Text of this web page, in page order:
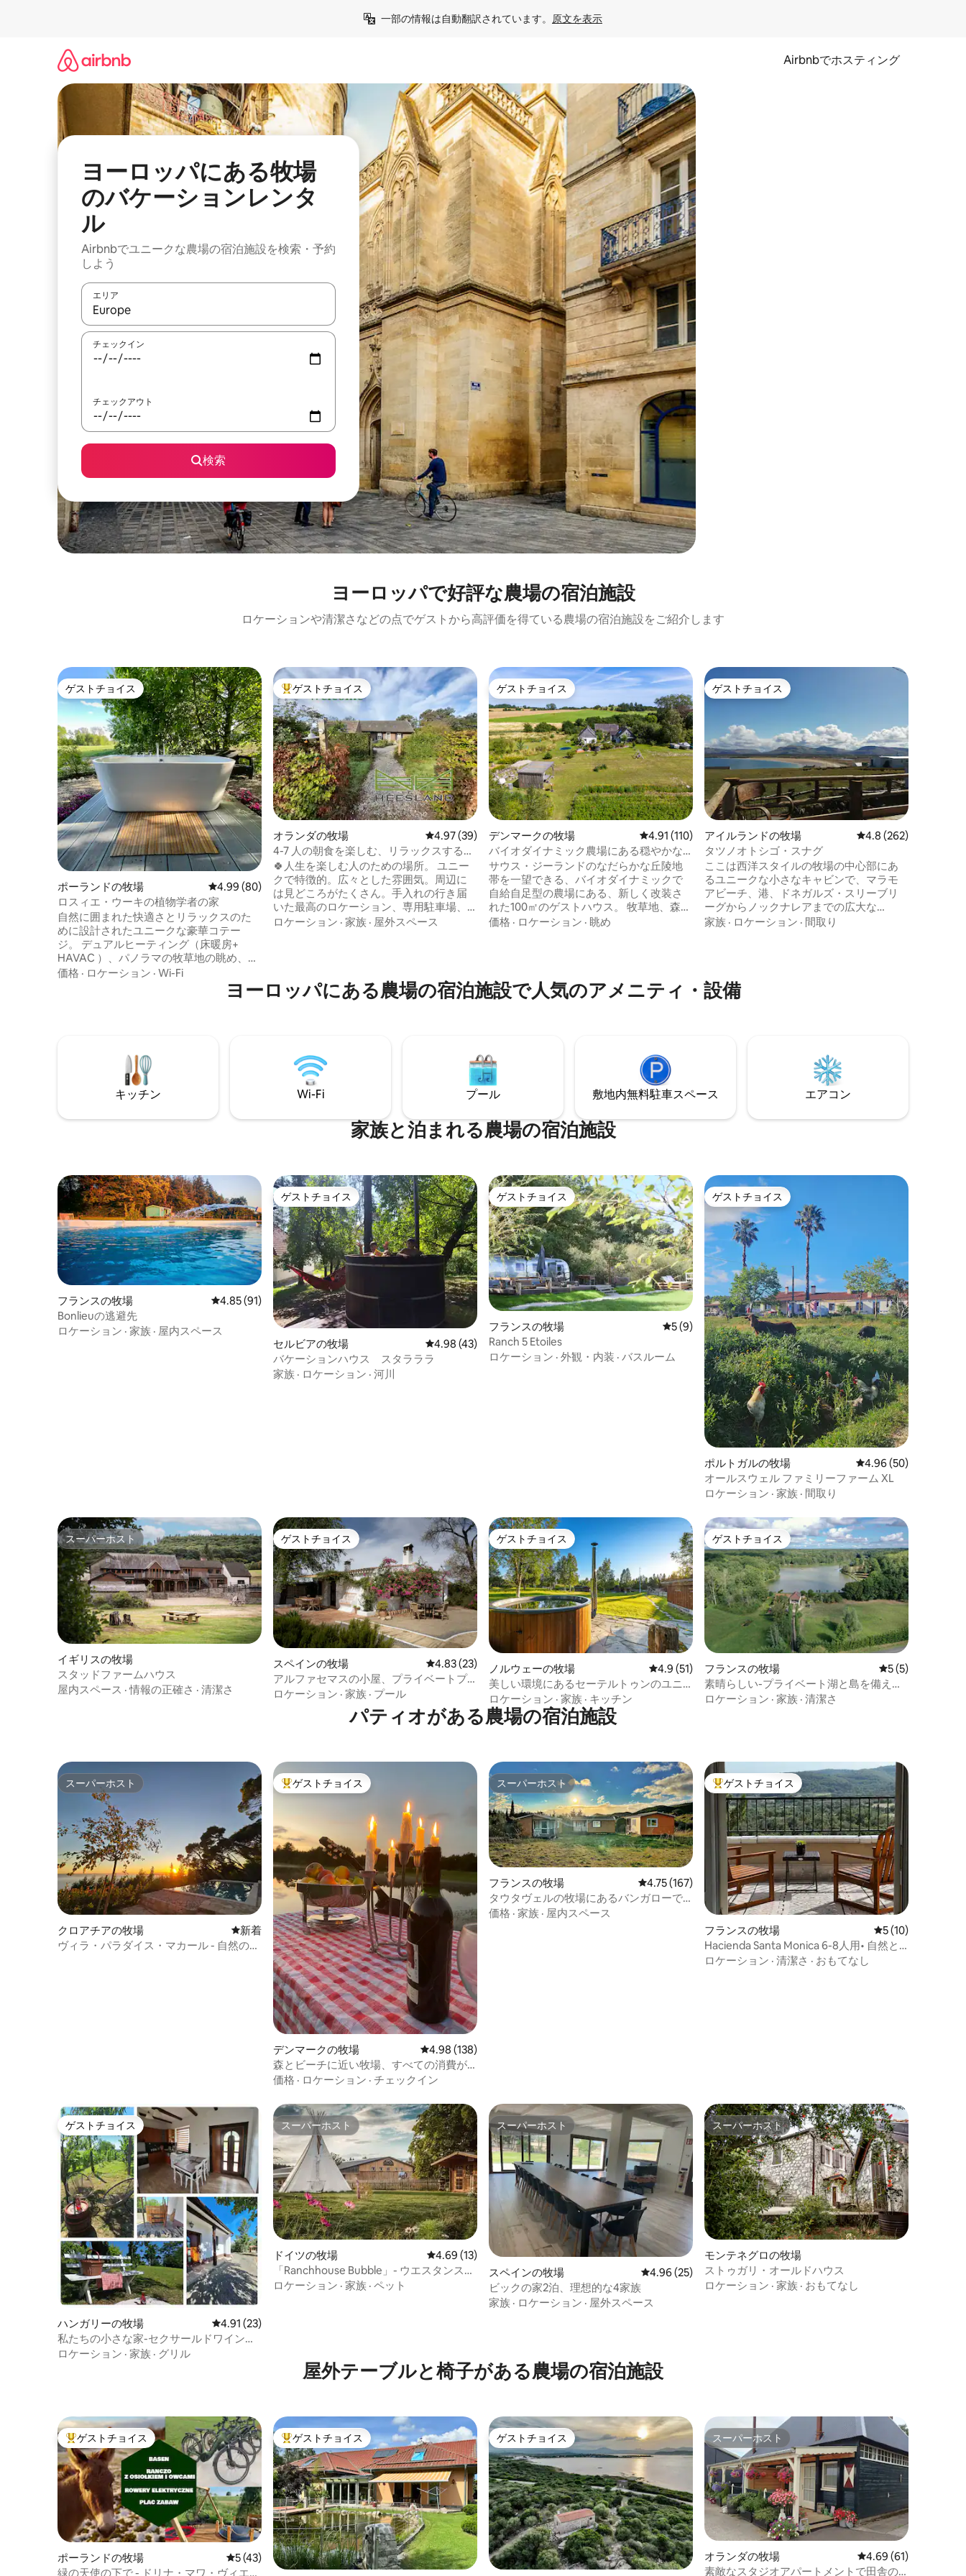
一部の情報は自動翻訳されています。 原文を表示
Airbnbでホスティング
ヨーロッパにある牧場
のバケーションレンタ
ル
Airbnbでユニークな農場の宿泊施設を検索・予約
しよう
エリア
検索結果が表示されたら、上下の矢印キーを使って移動するか、画面をタッチまたはスワイプして検索結果を確認することができます。
チェックイン
チェックアウト
検索
ヨーロッパで好評な農場の宿泊施設
ロケーションや清潔さなどの点でゲストから高評価を得ている農場の宿泊施設をご紹介します
ゲストチョイス
ゲストチョイス
ポーランドの牧場 レビュー80件、5つ星中4.99つ星の平均評価
4.99 (80)
ロスィエ・ウーキの植物学者の家
自然に囲まれた快適さとリラックスのた
めに設計されたユニークな豪華コテー
ジ。 デュアルヒーティング（床暖房+
HAVAC ）、パノラマの牧草地の眺め、堅
材のオークフロア、専用テラスをお楽し
ン、コンチネンタルクイーンサイズベッ
用庭園にひっそりと佇んでいます。 共有
スペースにはハンモック、炭火グリル、
ファイヤーピット、屋外の席がありま
価格 · ロケーション · Wi-Fi
大好評のゲストチョイスです。
ゲストチョイス
オランダの牧場 レビュー39件、5つ星中4.97つ星の平均評価
4.97 (39)
4-7 人の朝食を楽しむ、リラックスする、
驚く
🍀人生を楽しむ人のための場所。 ユニー
クで特徴的。広々とした雰囲気。周辺に
は見どころがたくさん。手入れの行き届
いた最高のロケーション、専用駐車場、
専用バスルーム付きの美しい客室。広大
うにして、最高の楽しみ、贅沢、専門知
識、そして食への情熱を宿泊先で融合さ
ロケーション · 家族 · 屋外スペース
ゲストチョイス
ゲストチョイス
デンマークの牧場 レビュー110件、5つ星中4.91つ星の平均評価
4.91 (110)
バイオダイナミック農場にある穏やかな
自然のサンクチュアリ
サウス・ジーランドのなだらかな丘陵地
帯を一望できる、バイオダイナミックで
自給自足型の農場にある、新しく改装さ
れた100㎡のゲストハウス。 牧草地、森、
そして豊かなパーマカルチャー庭園に囲
リートです。 旬の食材やユニークな手作
りの宝物が揃った私たちのファームショ
価格 · ロケーション · 眺め
ゲストチョイス
ゲストチョイス
アイルランドの牧場 レビュー262件、5つ
4.8 (262)
タツノオトシゴ・スナグ
ここは西洋スタイルの牧場の中心部にあ
るユニークな小さなキャビンで、マラモ
アビーチ、港、ドネガルズ・スリーブリ
ーグからノックナレアまでの広大な
山々、美しいベンブルベンの壮大な景色
を備えたオープンプランのスペースで
す。Wi-Fiはありませんので、景色を楽し
家族 · ロケーション · 間取り
ヨーロッパにある農場の宿泊施設で人気のアメニティ・設備
キッチン Wi-Fi プール 敷地内無料駐⁠車ス⁠ペ⁠ー⁠ス エアコン
家族と泊まれる農場の宿泊施設
フランスの牧場 レビュー91件、5つ星中4.85つ星の平均評価
4.85 (91)
Bonlieuの逃避先
ロケーション · 家族 · 屋内スペース
ゲストチョイス
ゲストチョイス
セルビアの牧場 レビュー43件、5つ星中4.98つ星の平均評価
4.98 (43)
バケーションハウス スタラララ
家族 · ロケーション · 河川
ゲストチョイス
ゲストチョイス
フランスの牧場 レビュー9件、5つ星中5つ星の平均評価
5 (9)
Ranch 5 Etoiles
ロケーション · 外観・内装 · バスルーム
ゲストチョイス
ゲストチョイス
ポルトガルの牧場 レビュー50件、5つ星
4.96 (50)
オールスウェル ファミリーファーム XL
ロケーション · 家族 · 間取り
スーパーホスト
スーパーホスト
イギリスの牧場
スタッドファームハウス
屋内スペース ·情報の正確さ · 清潔さ
ゲストチョイス
ゲストチョイス
スペインの牧場 レビュー23件、5つ星中4.83つ星の平均評価
4.83 (23)
アルファセマスの小屋、プライベートプ
ール、バーベキュー
ロケーション · 家族 · プール
ゲストチョイス
ゲストチョイス
ノルウェーの牧場 レビュー51件、5つ星中4.9つ星の平均評価
4.9 (51)
美しい環境にあるセーテルトゥンのユニ
ークなコテージ
ロケーション · 家族 · キッチン
ゲストチョイス
ゲストチョイス
フランスの牧場 レビュー5件、5
5 (5)
素晴らしい-プライベート湖と島を備えた
オールドミル
ロケーション · 家族 · 清潔さ
パティオがある農場の宿泊施設
スーパーホスト
スーパーホスト
クロアチアの牧場 新しい宿泊先
新着
ヴィラ・パラダイス・マカール - 自然のオ
大好評のゲストチョイスです。
ゲストチョイス
デンマークの牧場 レビュー138件、5つ星中4.98つ星の平均評価
4.98 (138)
森とビーチに近い牧場、すべての消費が
含まれています
価格 · ロケーション · チェックイン
スーパーホスト
スーパーホスト
フランスの牧場 レビュー167件、5つ星中4.75つ星の平均評価
4.75 (167)
タウタヴェルの牧場にあるバンガローで
の滞在！
価格 · 家族 · 屋内スペース
大好評のゲストチョイスです。
ゲストチョイス
フランスの牧場 レビュー10件、5
5 (10)
Hacienda Santa Monica 6-8人用• 自然と
静けさ -
ロケーション · 清潔さ · おもてなし
ゲストチョイス
ゲストチョイス
ハンガリーの牧場 レビュー23件、5つ星中4.91つ星の平均評価
4.91 (23)
私たちの小さな家-セクサールドワイン生
産地域
ロケーション · 家族 · グリル
スーパーホスト
スーパーホスト
ドイツの牧場 レビュー13件、5つ星中4.69つ星の平均評価
4.69 (13)
「Ranchhouse Bubble」- ウエスタンステ
ーブル - 馬
ロケーション · 家族 · ペット
スーパーホスト
スーパーホスト
スペインの牧場 レビュー25件、5つ星中4.96つ星の平均評価
4.96 (25)
ビックの家2泊、理想的な4家族
家族 · ロケーション · 屋外スペース
スーパーホスト
スーパーホスト
モンテネグロの牧場
ストゥガリ・オールドハウス
ロケーション · 家族 · おもてなし
屋外テーブルと椅子がある農場の宿泊施設
大好評のゲストチョイスです。
ゲストチョイス
ポーランドの牧場 レビュー43件、5つ星中5つ星の平均評価
5 (43)
緑の天使の下で - ドリナ・マワ・ヴィエジ
大好評のゲストチョイスです。
ゲストチョイス ゲストチョイス
ゲストチョイス スーパーホスト
スーパーホスト
オランダの牧場 レビュー61件、5つ
4.69 (61)
素敵なスタジオアパートメントで田舎の